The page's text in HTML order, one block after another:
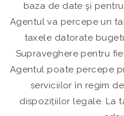
baza de date şi
Agentul va percepe un
taxele datorate
Supraveghere pentru
Agentul poate percepe
serviciilor în regim
dispozițiilor legale. La